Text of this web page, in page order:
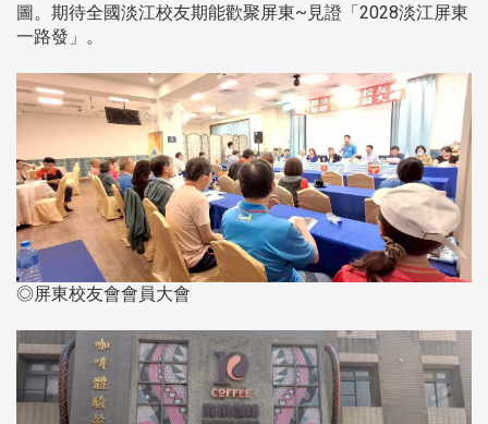
圖。期待全國淡江校友期能歡聚屏東~見證「2028淡江屏東
一路發」。
◎屏東校友會會員大會